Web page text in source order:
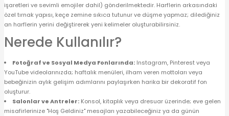
işaretleri ve sevimli emojiler dahil) gönderilmektedir. Harflerin arkasındaki
özel tırnak yapısı, keçe zemine sıkıca tutunur ve düşme yapmaz; dilediğiniz
an harflerin yerini değiştirerek yeni kelimeler oluşturabilirsiniz.
Nerede Kullanılır?
Fotoğraf ve Sosyal Medya Fonlarında: Instagram, Pinterest veya
YouTube videolarınızda; haftalık menüleri, ilham veren mottoları veya
bebeğinizin aylık gelişim adımlarını paylaşırken harika bir dekoratif fon
oluşturur.
Salonlar ve Antreler: Konsol, kitaplık veya dresuar üzerinde; eve gelen
misafirlerinize "Hoş Geldiniz" mesajları yazabileceğiniz ya da günün